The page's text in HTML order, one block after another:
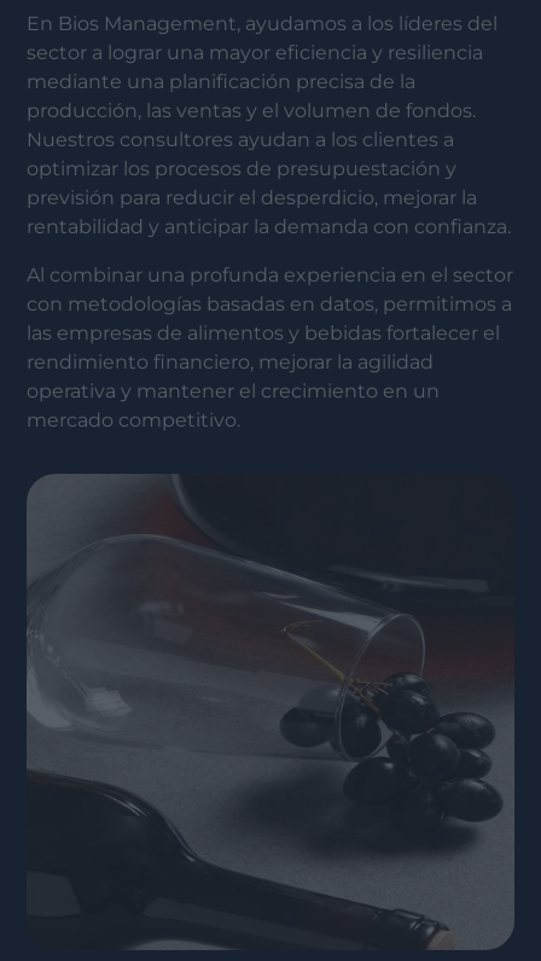
En Bios Management, ayudamos a los líderes del
sector a lograr una mayor eficiencia y resiliencia
mediante una planificación precisa de la
producción, las ventas y el volumen de fondos.
Nuestros consultores ayudan a los clientes a
optimizar los procesos de presupuestación y
previsión para reducir el desperdicio, mejorar la
rentabilidad y anticipar la demanda con confianza.
Al combinar una profunda experiencia en el sector
con metodologías basadas en datos, permitimos a
las empresas de alimentos y bebidas fortalecer el
rendimiento financiero, mejorar la agilidad
operativa y mantener el crecimiento en un
mercado competitivo.